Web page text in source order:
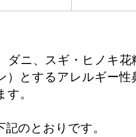
ダニ、スギ・ヒノキ花
）とするアレルギー性
。
のとおりです。